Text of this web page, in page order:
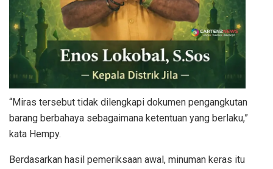
“Miras tersebut tidak dilengkapi dokumen pengangkutan
barang berbahaya sebagaimana ketentuan yang berlaku,”
kata Hempy.
Berdasarkan hasil pemeriksaan awal, minuman keras itu